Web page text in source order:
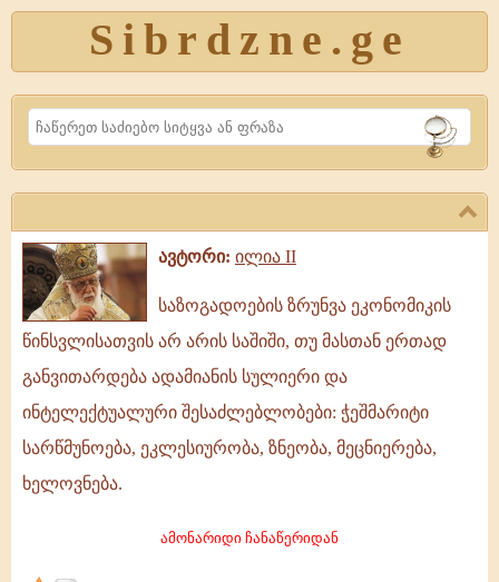
Sibrdzne.ge
Search
ავტორი: ილია II
საზოგადოების
ზრუნვა
ეკონომიკის
წინსვლისათვის
არ
არის
საშიში,
თუ
საზოგადოების ზრუნვა ეკონომიკის
წინსვლისათვის არ არის საშიში, თუ მასთან ერთად
განვითარდება ადამიანის სულიერი და
ინტელექტუალური შესაძლებლობები: ჭეშმარიტი
სარწმუნოება, ეკლესიურობა, ზნეობა, მეცნიერება,
ხელოვნება.
ამონარიდი ჩანაწერიდან